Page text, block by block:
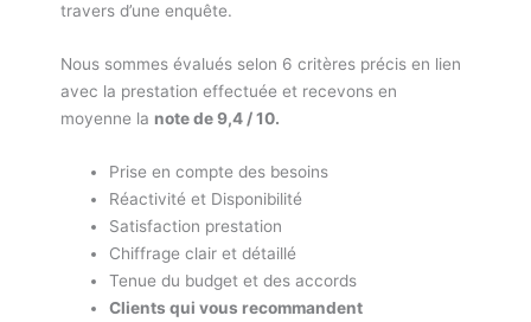
travers d’une enquête.
Nous sommes évalués selon 6 critères précis en lien
avec la prestation effectuée et recevons en
moyenne la note de 9,4 / 10.
Prise en compte des besoins
Réactivité et Disponibilité
Satisfaction prestation
Chiffrage clair et détaillé
Tenue du budget et des accords
Clients qui vous recommandent